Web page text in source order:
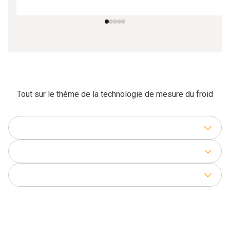
Tout sur le thème de la technologie de mesure du froid